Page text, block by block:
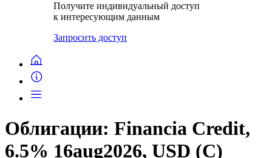
в публичном демо-доступе